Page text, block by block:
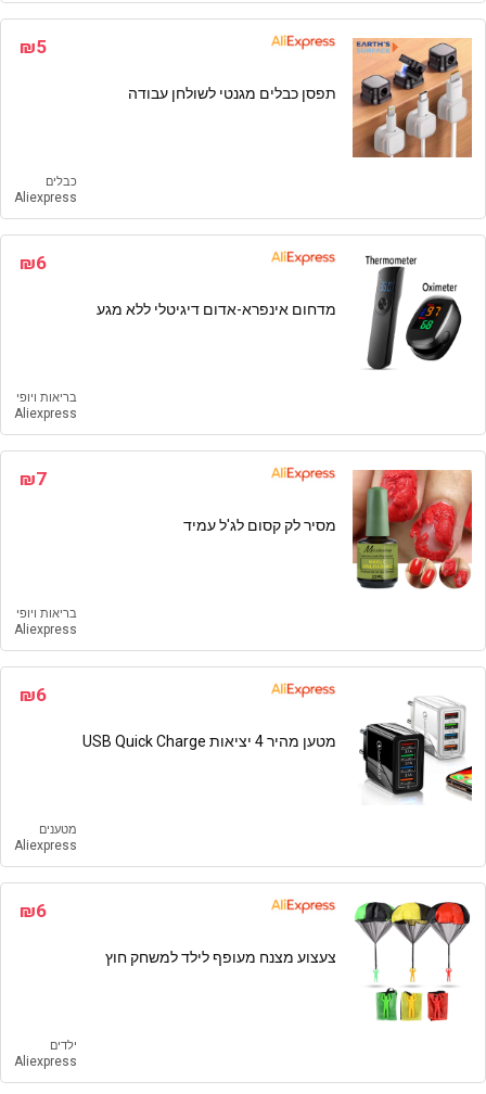
₪5
תפסן כבלים מגנטי לשולחן עבודה
כבלים
Aliexpress
₪6
מדחום אינפרא-אדום דיגיטלי ללא מגע
בריאות ויופי
Aliexpress
₪7
מסיר לק קסום לג'ל עמיד
בריאות ויופי
Aliexpress
₪6
מטען מהיר 4 יציאות USB Quick Charge
מטענים
Aliexpress
₪6
צעצוע מצנח מעופף לילד למשחק חוץ
ילדים
Aliexpress